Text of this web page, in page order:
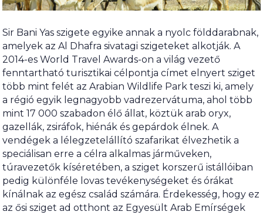
Sir Bani Yas szigete egyike annak a nyolc földdarabnak,
amelyek az Al Dhafra sivatagi szigeteket alkotják. A
2014-es World Travel Awards-on a világ vezető
fenntartható turisztikai célpontja címet elnyert sziget
több mint felét az Arabian Wildlife Park teszi ki, amely
a régió egyik legnagyobb vadrezervátuma, ahol több
mint 17 000 szabadon élő állat, köztük arab oryx,
gazellák, zsiráfok, hiénák és gepárdok élnek. A
vendégek a lélegzetelállító szafarikat élvezhetik a
speciálisan erre a célra alkalmas járműveken,
túravezetők kíséretében, a sziget korszerű istállóiban
pedig különféle lovas tevékenységeket és órákat
kínálnak az egész család számára. Érdekesség, hogy ez
az ősi sziget ad otthont az Egyesült Arab Emírségek